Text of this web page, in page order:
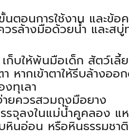
ตอนการใช้งาน และข้อ
วรล้างมือด้วยน้ำ และส
เก็บให้พ้นมือเด็ก สัตว์เลี้
า หากเข้าตาให้รีบล้างอ
งทุเลา
ยควรสวมถุงมือยาง
รจุลงในแม่น้ำคูคลอง แ
หินอ่อน หรือหินธรรมชา